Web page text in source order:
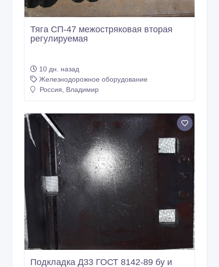
Тяга СП-47 межостряковая вторая
регулируемая
Железнодорожное оборудование
Россия, Владимир
Подкладка Д33 ГОСТ 8142-89 бу и
новая